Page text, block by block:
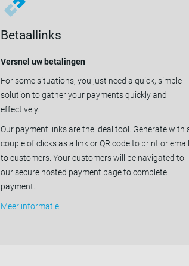
Betaallinks
Versnel uw betalingen
For some situations, you just need a quick, simple
solution to gather your payments quickly and
effectively.
Our payment links are the ideal tool. Generate with
couple of clicks as a link or QR code to print or email
to customers. Your customers will be navigated to
our secure hosted payment page to complete
payment.
Meer informatie